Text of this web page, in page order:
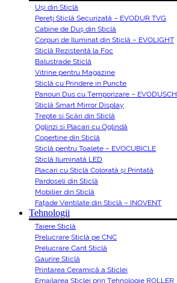
Uși din Sticlă
Pereți Sticlă Securizată – EVODUR TVG
Cabine de Duș din Sticlă
Corpuri de Iluminat din Sticlă – EVOLIGHT
Sticlă Rezistentă la Foc
Balustrade Sticlă
Vitrine pentru Magazine
Sticlă cu Prindere in Puncte
Panouri Dus cu Temporizare – EVODUSCH
Sticlă Smart Mirror Display
Trepte si Scări din Sticlă
Oglinzi si Placari cu Oglindă
Copertine din Sticlă
Sticlă pentru Toalete – EVOCUBICLE
Sticlă Iluminată LED
Placari cu Sticlă Colorată și Printată
Pardoseli din Sticlă
Mobilier din Sticlă
Fațade Ventilate din Sticlă – INOVENT
Tehnologii
Taiere Sticlă
Prelucrare Sticlă pe CNC
Prelucrare Cant Sticlă
Gaurire Sticlă
Printarea Ceramică a Sticlei
Emailarea Sticlei prin Tehnologie ROLLER